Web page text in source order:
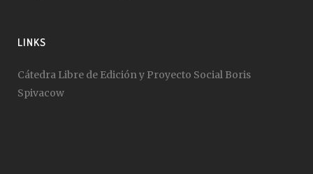
LINKS
Cátedra Libre de Edición y Proyecto Social Boris
Spivacow